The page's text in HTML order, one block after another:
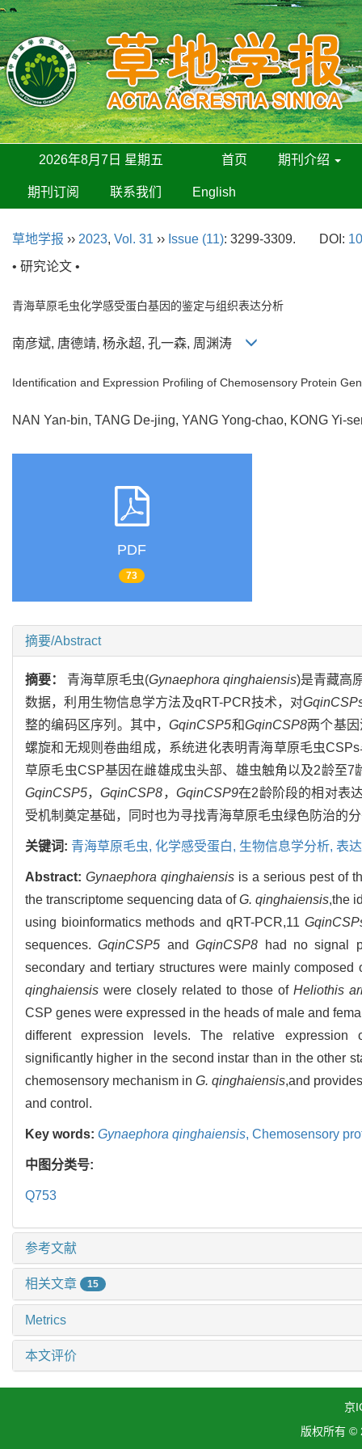
2026年8月7日 星期五 首页 期刊介绍
期刊订阅 联系我们 English
草地学报 ›› 2023, Vol. 31 ›› Issue (11): 3299-3309. DOI:
• 研究论文 •
青海草原毛虫化学感受蛋白基因的鉴定与组织表达分析
南彦斌, 唐德靖, 杨永超, 孔一森, 周渊涛
Identification and Expression Profiling of Chemosensory Protein
NAN Yan-bin, TANG De-jing, YANG Yong-chao, KONG Yi-
PDF
73
摘要/Abstract
摘要： 青海草原毛虫(Gynaephora qinghaiensis)是青藏高
数据，利用生物信息学方法及qRT-PCR技术，对
整的编码区序列。其中，GqinCSP5和GqinCSP8两个基
螺旋和无规则卷曲组成，系统进化表明青海草原毛虫
草原毛虫CSP基因在雌雄成虫头部、雄虫触角以及2龄至
GqinCSP5，GqinCSP8， GqinCSP9在2龄阶段的相对表
受机制奠定基础，同时也为寻找青海草原毛虫绿色防治的
关键词: 青海草原毛虫, 化学感受蛋白, 生物信息学分析, 表
Abstract: Gynaephora qinghaiensis is a serious pest of
the transcriptome sequencing data ofG. qinghaiensis,the
using bioinformatics methods and qRT-PCR,11
sequences.GqinCSP5 andGqinCSP8 had no signal
secondary and tertiary structures were mainly
qinghaiensis were closely related to those of Heliothis
CSP genes were expressed in the heads of male and
different expression levels. The relative
significantly higher in the second instar than in the other
chemosensory mechanism in G. qinghaiensis,and
and control.
Key words: Gynaephora qinghaiensis, Chemosensory
中图分类号:
Q753
参考文献
相关文章 15
Metrics
本文评价
京
版权所有 ©